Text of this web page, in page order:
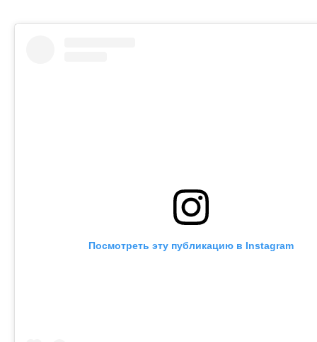
Посмотреть эту публикацию в Instagram